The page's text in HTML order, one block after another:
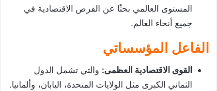
المستوى العالمي بحثًا عن الفرص الاقتصادية في
جميع أنحاء العالم.
الفاعل المؤسساتي
القوى الاقتصادية العظمى: والتي تشمل الدول
الثماني الكبرى مثل الولايات المتحدة، اليابان، وألمانيا.